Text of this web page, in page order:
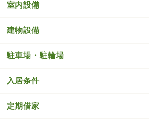
室内設備
建物設備
駐車場・駐輪場
入居条件
定期借家